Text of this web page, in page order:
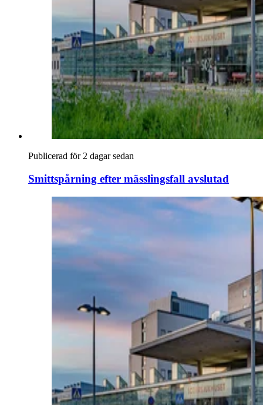
Publicerad för 2 dagar sedan
Smittspårning efter mässlingsfall avslutad